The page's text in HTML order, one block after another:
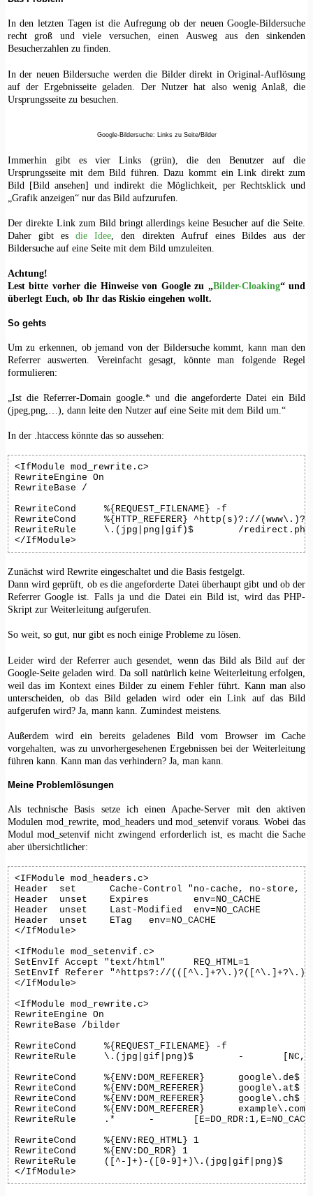
In den letzten Tagen ist die Aufregung ob der neuen Google-Bildersuche
recht groß und viele versuchen, einen Ausweg aus den sinkenden
Besucherzahlen zu finden.
In der neuen Bildersuche werden die Bilder direkt in Original-Auflösung
auf der Ergebnisseite geladen. Der Nutzer hat also wenig Anlaß, die
Ursprungsseite zu besuchen.
Google-Bildersuche: Links zu Seite/Bilder
Immerhin gibt es vier Links (grün), die den Benutzer auf die
Ursprungsseite mit dem Bild führen. Dazu kommt ein Link direkt zum
Bild [Bild ansehen] und indirekt die Möglichkeit, per Rechtsklick und
„Grafik anzeigen“ nur das Bild aufzurufen.
Der direkte Link zum Bild bringt allerdings keine Besucher auf die Seite.
Daher gibt esdie Idee , den direkten Aufruf eines Bildes aus der
Bildersuche auf eine Seite mit dem Bild umzuleiten.
Achtung!
Lest bitte vorher die Hinweise von Google zu „Bilder-Cloaking“ und
überlegt Euch, ob Ihr das Riskio eingehen wollt.
So gehts
Um zu erkennen, ob jemand von der Bildersuche kommt, kann man den
Referrer auswerten. Vereinfacht gesagt, könnte man folgende Regel
formulieren:
„Ist die Referrer-Domain google.* und die angeforderte Datei ein Bild
(jpeg,png,…), dann leite den Nutzer auf eine Seite mit dem Bild um.“
In der .htaccess könnte das so aussehen:
<IfModule mod_rewrite.c>
RewriteEngine On
RewriteBase /
RewriteCond	%{REQUEST_FILENAME} -f
RewriteCond	%{HTTP_REFERER}	^http(s)?://(www\.)?google [NC]
RewriteRule	\.(jpg|png|gif)$	/redirect.php	[L]
</IfModule>
Zunächst wird Rewrite eingeschaltet und die Basis festgelgt.
Dann wird geprüft, ob es die angeforderte Datei überhaupt gibt und ob der
Referrer Google ist. Falls ja und die Datei ein Bild ist, wird das PHP-
Skript zur Weiterleitung aufgerufen.
So weit, so gut, nur gibt es noch einige Probleme zu lösen.
Leider wird der Referrer auch gesendet, wenn das Bild als Bild auf der
Google-Seite geladen wird. Da soll natürlich keine Weiterleitung erfolgen,
weil das im Kontext eines Bilder zu einem Fehler führt. Kann man also
unterscheiden, ob das Bild geladen wird oder ein Link auf das Bild
aufgerufen wird? Ja, mann kann. Zumindest meistens.
Außerdem wird ein bereits geladenes Bild vom Browser im Cache
vorgehalten, was zu unvorhergesehenen Ergebnissen bei der Weiterleitung
führen kann. Kann man das verhindern? Ja, man kann.
Meine Problemlösungen
Als technische Basis setze ich einen Apache-Server mit den aktiven
Modulen mod_rewrite, mod_headers und mod_setenvif voraus. Wobei das
Modul mod_setenvif nicht zwingend erforderlich ist, es macht die Sache
aber übersichtlicher:
<IFModule mod_headers.c>
Header	set	 Cache-Control "no-cache, no-store, must-revalidate"	env=NO_CACHE
Header	unset	 Expires	env=NO_CACHE
Header	unset	 Last-Modified	env=NO_CACHE
Header	unset	 ETag	env=NO_CACHE
</IfModule>
<IfModule mod_setenvif.c>
SetEnvIf Accept "text/html"	REQ_HTML=1
SetEnvIf Referer "^https?://(([^\.]+?\.)?([^\.]+?\.)?[^\.]+?)/"
</IfModule>
<IfModule mod_rewrite.c>
RewriteEngine On
RewriteBase /bilder
RewriteCond	%{REQUEST_FILENAME} -f
RewriteRule	\.(jpg|gif|png)$	-	[NC,C]
RewriteCond	%{ENV:DOM_REFERER}	google\.de$ [NC,OR]
RewriteCond	%{ENV:DOM_REFERER}	google\.at$ [NC,OR]
RewriteCond	%{ENV:DOM_REFERER}	google\.ch$ [NC,OR]
RewriteCond	%{ENV:DOM_REFERER}	example\.com
RewriteRule	.*	-	[E=DO_RDR:1,E=NO_CACHE:1]
RewriteCond	%{ENV:REQ_HTML} 1
RewriteCond	%{ENV:DO_RDR} 1
RewriteRule	([^-]+)-([0-9]+)\.(jpg|gif|png)$	/bild-$1-$2.html	[R=302,L]
</IfModule>